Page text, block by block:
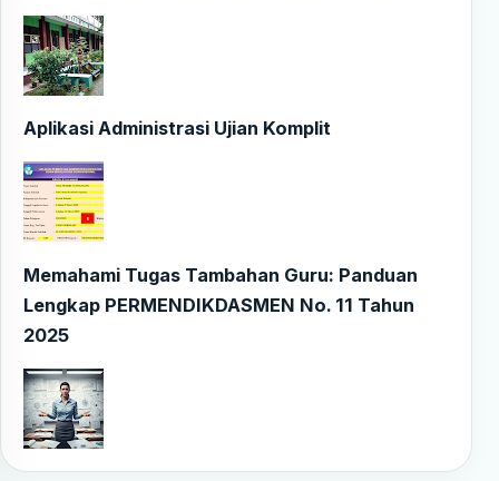
Aplikasi Administrasi Ujian Komplit
Memahami Tugas Tambahan Guru: Panduan
Lengkap PERMENDIKDASMEN No. 11 Tahun
2025